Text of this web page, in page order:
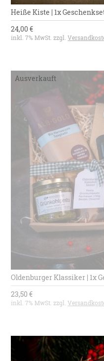
Heiße Kiste | 1x
24,00 €
inkl. 7% MwSt. zzgl.
Oldenburger Klassiker | 1x
23,50 €
inkl. 7% MwSt. zzgl.